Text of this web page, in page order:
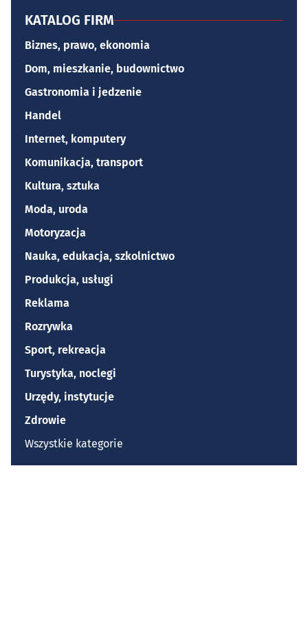
KATALOG FIRM
Biznes, prawo, ekonomia
Dom, mieszkanie, budownictwo
Gastronomia i jedzenie
Handel
Internet, komputery
Komunikacja, transport
Kultura, sztuka
Moda, uroda
Motoryzacja
Nauka, edukacja, szkolnictwo
Produkcja, usługi
Reklama
Rozrywka
Sport, rekreacja
Turystyka, noclegi
Urzędy, instytucje
Zdrowie
Wszystkie kategorie